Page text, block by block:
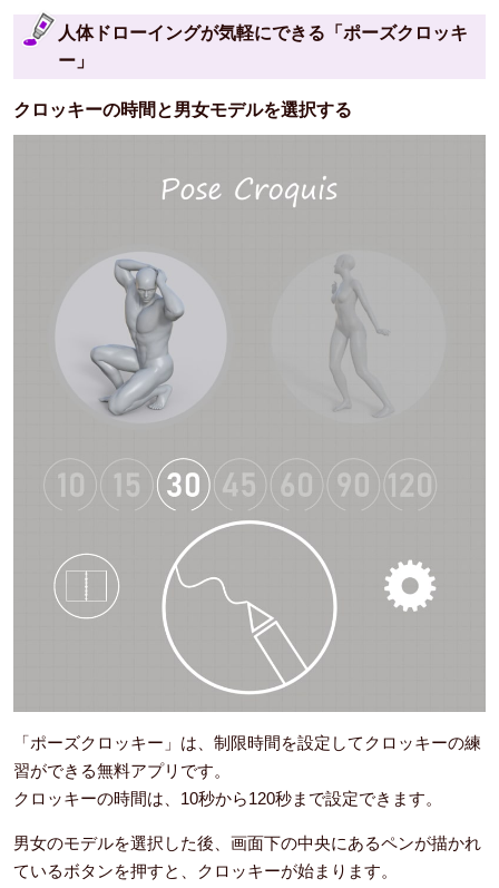
人体ドローイングが気軽にできる「ポーズクロッキ
ー」
クロッキーの時間と男女モデルを選択する
「ポーズクロッキー」は、制限時間を設定してクロッキーの練
習ができる無料アプリです。
クロッキーの時間は、10秒から120秒まで設定できます。
男女のモデルを選択した後、画面下の中央にあるペンが描かれ
ているボタンを押すと、クロッキーが始まります。